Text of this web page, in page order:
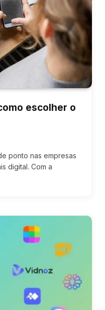
escolher o
ponto nas empresas
digital. Com a